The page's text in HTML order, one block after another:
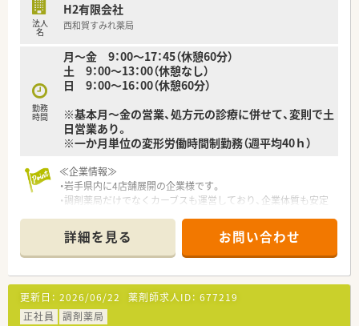
法人
名
H2有限会社
西和賀すみれ薬局
勤務
時間
月～金 9：00～17：45（休憩60分）
土 9：00～13：00（休憩なし）
日 9：00～16：00（休憩60分）
※基本月～金の営業、処方元の診療に併せて、変則で土
日営業あり。
※一か月単位の変形労働時間制勤務（週平均40ｈ）
≪企業情報≫
・岩手県内に4店舗展開の企業様です。
・調剤薬局だけでなくカーブスも運営しており、企業体質も安定
・社員が安心して勤務できるようシステム化も進めています。
・薬歴はipadを使用し、ピッキング監査をはじめとする監査シス
テムを必要に応じて導入しています。
・どの店舗も綺麗でカフェのような雰囲気の造りが多く、患者様
も入りやすいよう工夫されています。
・経営者も薬剤師として現場で勤務しておりますので、風通しも
良く、現場の雰囲気をしっかり把握されている安心感がございま
詳細を見る お問い合わせ
更新日： 2026/06/22 薬剤師求人ID： 677219
正社員
調剤薬局